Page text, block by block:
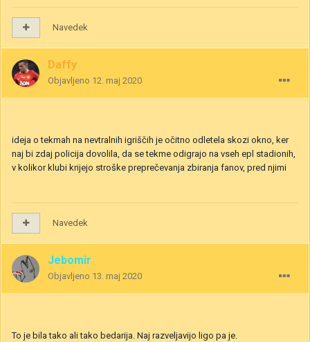
Navedek
Daffy
Objavljeno 12. maj 2020
ideja o tekmah na nevtralnih igriščih je očitno odletela skozi okno, ker
naj bi zdaj policija dovolila, da se tekme odigrajo na vseh epl stadionih,
v kolikor klubi krijejo stroške preprečevanja zbiranja fanov, pred njimi
Navedek
Jebomir
Objavljeno 13. maj 2020
To je bila tako ali tako bedarija. Naj razveljavijo ligo pa je.